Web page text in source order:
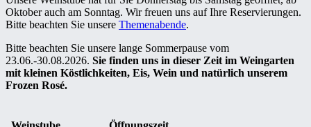
Oktober auch am Sonntag. Wir freuen uns auf Ihre Reservierungen.
Bitte beachten Sie unsere Themenabende.
Bitte beachten Sie unsere lange Sommerpause vom
23.06.-30.08.2026. Sie finden uns in dieser Zeit im Weingarten
mit kleinen Köstlichkeiten, Eis, Wein und natürlich unserem
Frozen Rosé.